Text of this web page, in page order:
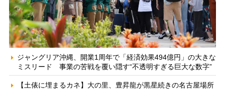
ジャングリア沖縄、開業1周年で「経済効果494億円」の大きな
ミスリード 事業の苦戦を覆い隠す“不透明すぎる巨大な数字”
【土俵に埋まるカネ】大の里、豊昇龍が黒星続きの名古屋場所